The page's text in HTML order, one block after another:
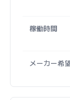
稼働時間
メーカー希